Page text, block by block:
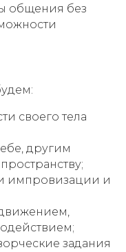
общения без
своего тела
другим
импровизации и
задания